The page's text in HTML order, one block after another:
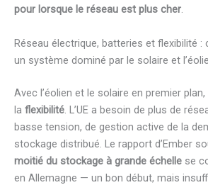
pour lorsque le réseau est plus cher.
Réseau électrique, batteries et flexibilité
un système dominé par le solaire et
Avec l’éolien et le solaire en premier
la flexibilité. L’UE a besoin de plus de
basse tension, de gestion active de la
stockage distribué. Le rapport d’Ember
moitié du stockage à grande échelle se
en Allemagne — un bon début, mais